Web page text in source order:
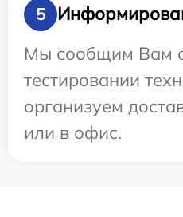
5
Мы сообщим Вам
тестировании
организуем
или в офис.